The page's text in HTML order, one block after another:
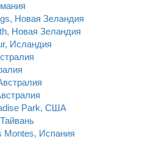
Новая Зеландия
Новая Зеландия
Исландия
Park, США
Montes, Испания